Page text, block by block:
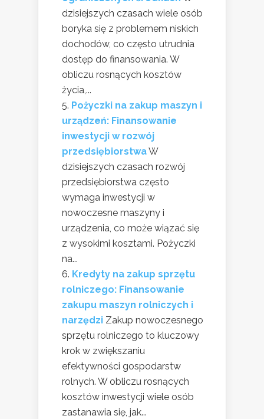
dzisiejszych czasach wiele osób
boryka się z problemem niskich
dochodów, co często utrudnia
dostęp do finansowania. W
obliczu rosnących kosztów
życia,...
Pożyczki na zakup maszyn i
urządzeń: Finansowanie
inwestycji w rozwój
przedsiębiorstwaW
dzisiejszych czasach rozwój
przedsiębiorstwa często
wymaga inwestycji w
nowoczesne maszyny i
urządzenia, co może wiązać się
z wysokimi kosztami. Pożyczki
na...
Kredyty na zakup sprzętu
rolniczego: Finansowanie
zakupu maszyn rolniczych i
narzędzi Zakup nowoczesnego
sprzętu rolniczego to kluczowy
krok w zwiększaniu
efektywności gospodarstw
rolnych. W obliczu rosnących
kosztów inwestycji wiele osób
zastanawia się, jak...